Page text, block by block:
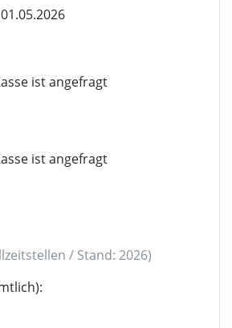
ist angefragt
ist angefragt
/ Stand: 2026)